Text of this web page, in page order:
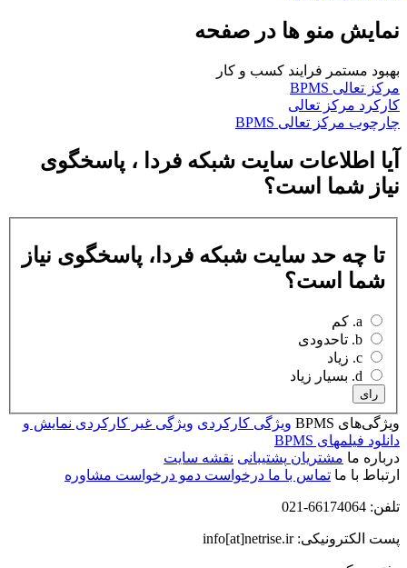
نمایش منو ها در صفحه
بهبود مستمر فرایند کسب و کار
مرکز تعالی BPMS
کارکرد مرکز تعالی
چارچوب مرکز تعالی BPMS
آیا اطلاعات سایت شبکه فردا ، پاسخگوی
نیاز شما است؟
تا چه حد سایت شبکه فردا، پاسخگوی نیاز
شما است؟
رای
ویژگی‌های BPMS ویژگی کارکردی ویژگی غیر کارکردی نمایش و
دانلود فیلمهای BPMS
درباره ما مشتریان پشتیبانی نقشه سایت
ارتباط با ما تماس با ما درخواست دمو درخواست مشاوره
تلفن: 66174064-021
پست الکترونیکی: info[at]netrise.ir